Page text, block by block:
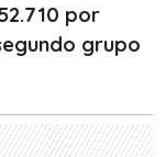
por
grupo